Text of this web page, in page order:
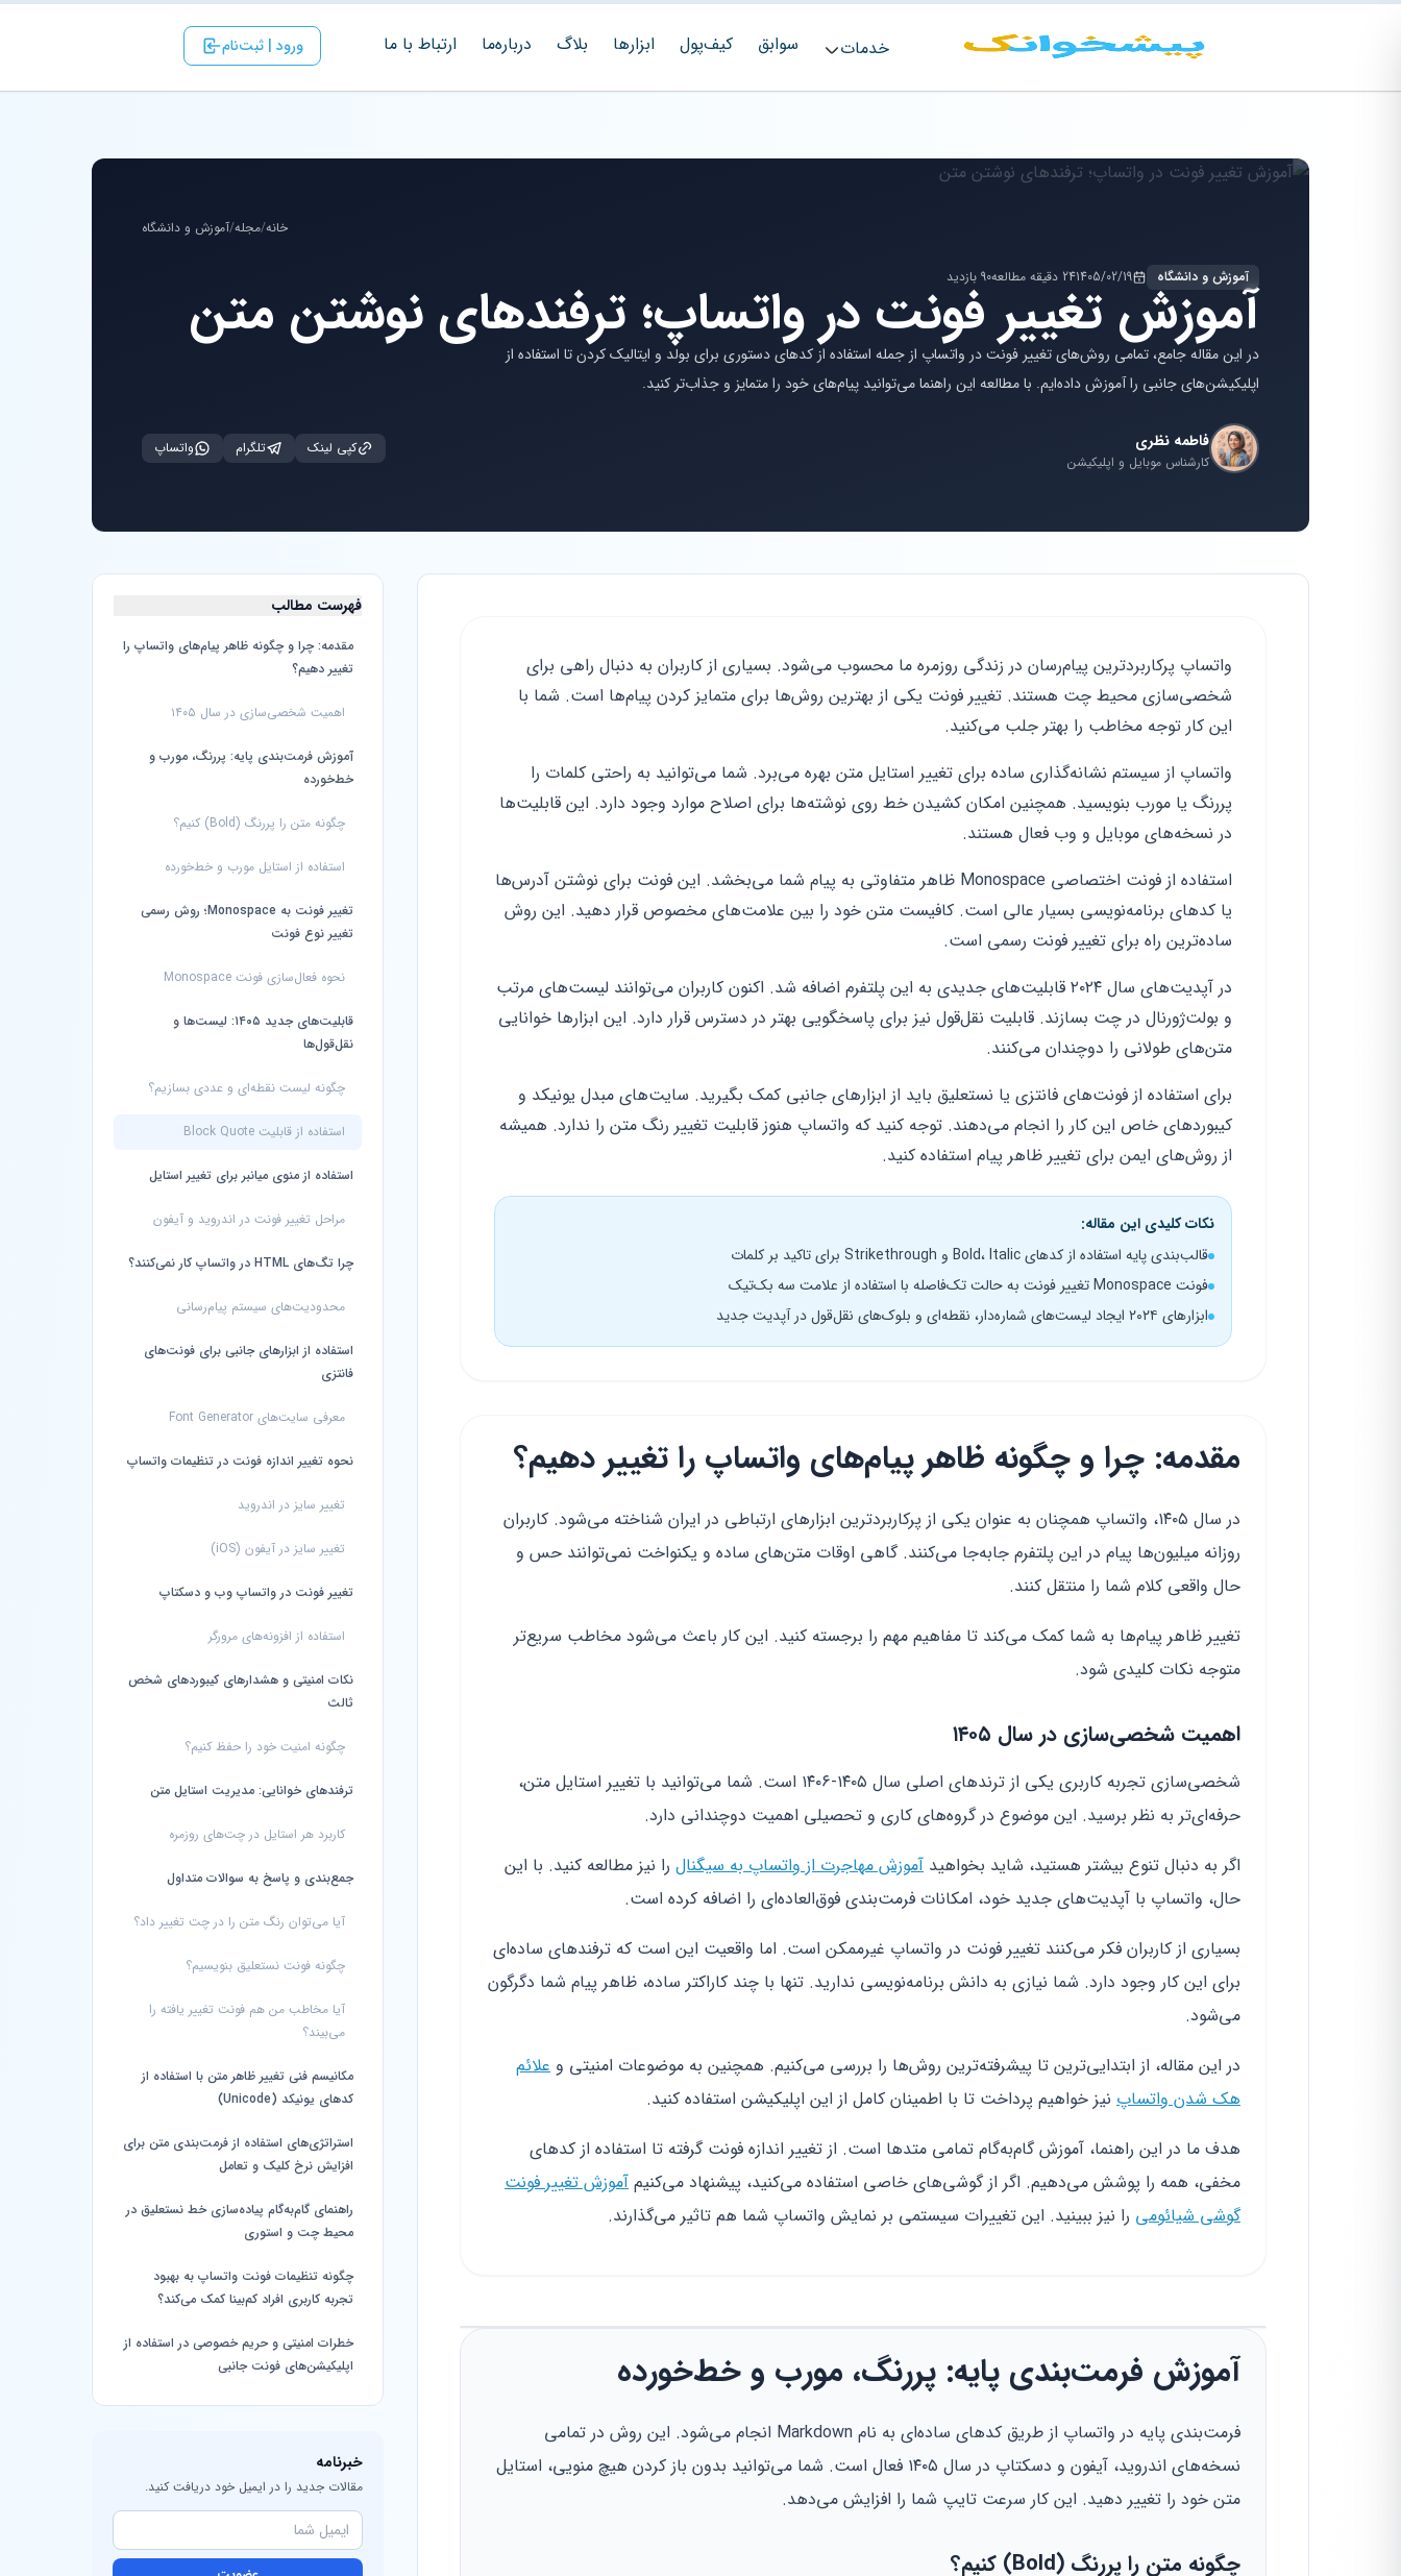
خدمات سوابق کیف‌پول ابزارها بلاگ درباره‌ما ارتباط با ‌ما ورود | ثبت‌نام
خانه/مجله/آموزش و دانشگاه
آموزش و دانشگاه 1405/02/1924 دقیقه مطالعه 90 بازدید
آموزش تغییر فونت در واتساپ؛ ترفندهای نوشتن متن
در این مقاله جامع، تمامی روش‌های تغییر فونت در واتساپ از جمله استفاده از کدهای دستوری برای بولد و ایتالیک کردن تا استفاده از
اپلیکیشن‌های جانبی را آموزش داده‌ایم. با مطالعه این راهنما می‌توانید پیام‌های خود را متمایز و جذاب‌تر کنید.
فاطمه نظری
کارشناس موبایل و اپلیکیشن
کپی لینک تلگرام واتساپ
فهرست مطالب
مقدمه: چرا و چگونه ظاهر پیام‌های واتساپ را
تغییر دهیم؟
اهمیت شخصی‌سازی در سال ۱۴۰۵
آموزش فرمت‌بندی پایه: پررنگ، مورب و
خط‌خورده
چگونه متن را پررنگ (Bold) کنیم؟
استفاده از استایل مورب و خط‌خورده
تغییر فونت به Monospace؛ روش رسمی
تغییر نوع فونت
نحوه فعال‌سازی فونت Monospace
قابلیت‌های جدید ۱۴۰۵: لیست‌ها و
نقل‌قول‌ها
چگونه لیست نقطه‌ای و عددی بسازیم؟
استفاده از قابلیت Block Quote
استفاده از منوی میانبر برای تغییر استایل
مراحل تغییر فونت در اندروید و آیفون
چرا تگ‌های HTML در واتساپ کار نمی‌کنند؟
محدودیت‌های سیستم پیام‌رسانی
استفاده از ابزارهای جانبی برای فونت‌های
فانتزی
معرفی سایت‌های Font Generator
نحوه تغییر اندازه فونت در تنظیمات واتساپ
تغییر سایز در اندروید
تغییر سایز در آیفون (iOS)
تغییر فونت در واتساپ وب و دسکتاپ
استفاده از افزونه‌های مرورگر
نکات امنیتی و هشدارهای کیبوردهای شخص
ثالث
چگونه امنیت خود را حفظ کنیم؟
ترفندهای خوانایی: مدیریت استایل متن
کاربرد هر استایل در چت‌های روزمره
جمع‌بندی و پاسخ به سوالات متداول
آیا می‌توان رنگ متن را در چت تغییر داد؟
چگونه فونت نستعلیق بنویسیم؟
آیا مخاطب من هم فونت تغییر یافته را
می‌بیند؟
مکانیسم فنی تغییر ظاهر متن با استفاده از
کدهای یونیکد (Unicode)
استراتژی‌های استفاده از فرمت‌بندی متن برای
افزایش نرخ کلیک و تعامل
راهنمای گام‌به‌گام پیاده‌سازی خط نستعلیق در
محیط چت و استوری
چگونه تنظیمات فونت واتساپ به بهبود
تجربه کاربری افراد کم‌بینا کمک می‌کند؟
خطرات امنیتی و حریم خصوصی در استفاده از
اپلیکیشن‌های فونت جانبی
خبرنامه
مقالات جدید را در ایمیل خود دریافت کنید.
واتساپ پرکاربردترین پیام‌رسان در زندگی روزمره ما محسوب می‌شود. بسیاری از کاربران به دنبال راهی برای
شخصی‌سازی محیط چت هستند. تغییر فونت یکی از بهترین روش‌ها برای متمایز کردن پیام‌ها است. شما با
این کار توجه مخاطب را بهتر جلب می‌کنید.
واتساپ از سیستم نشانه‌گذاری ساده برای تغییر استایل متن بهره می‌برد. شما می‌توانید به راحتی کلمات را
پررنگ یا مورب بنویسید. همچنین امکان کشیدن خط روی نوشته‌ها برای اصلاح موارد وجود دارد. این قابلیت‌ها
در نسخه‌های موبایل و وب فعال هستند.
استفاده از فونت اختصاصی Monospace ظاهر متفاوتی به پیام شما می‌بخشد. این فونت برای نوشتن آدرس‌ها
یا کدهای برنامه‌نویسی بسیار عالی است. کافیست متن خود را بین علامت‌های مخصوص قرار دهید. این روش
ساده‌ترین راه برای تغییر فونت رسمی است.
در آپدیت‌های سال ۲۰۲۴ قابلیت‌های جدیدی به این پلتفرم اضافه شد. اکنون کاربران می‌توانند لیست‌های مرتب
و بولت‌ژورنال در چت بسازند. قابلیت نقل‌قول نیز برای پاسخگویی بهتر در دسترس قرار دارد. این ابزارها خوانایی
متن‌های طولانی را دوچندان می‌کنند.
برای استفاده از فونت‌های فانتزی یا نستعلیق باید از ابزارهای جانبی کمک بگیرید. سایت‌های مبدل یونیکد و
کیبوردهای خاص این کار را انجام می‌دهند. توجه کنید که واتساپ هنوز قابلیت تغییر رنگ متن را ندارد. همیشه
از روش‌های ایمن برای تغییر ظاهر پیام استفاده کنید.
نکات کلیدی این مقاله:
قالب‌بندی پایه استفاده از کدهای Bold، Italic و Strikethrough برای تاکید بر کلمات
فونت Monospace تغییر فونت به حالت تک‌فاصله با استفاده از علامت سه بک‌تیک
ابزارهای ۲۰۲۴ ایجاد لیست‌های شماره‌دار، نقطه‌ای و بلوک‌های نقل‌قول در آپدیت جدید
مقدمه: چرا و چگونه ظاهر پیام‌های واتساپ را تغییر دهیم؟
در سال ۱۴۰۵، واتساپ همچنان به عنوان یکی از پرکاربردترین ابزارهای ارتباطی در ایران شناخته می‌شود. کاربران
روزانه میلیون‌ها پیام در این پلتفرم جابه‌جا می‌کنند. گاهی اوقات متن‌های ساده و یکنواخت نمی‌توانند حس و
حال واقعی کلام شما را منتقل کنند.
تغییر ظاهر پیام‌ها به شما کمک می‌کند تا مفاهیم مهم را برجسته کنید. این کار باعث می‌شود مخاطب سریع‌تر
متوجه نکات کلیدی شود.
اهمیت شخصی‌سازی در سال ۱۴۰۵
شخصی‌سازی تجربه کاربری یکی از ترندهای اصلی سال ۱۴۰۵-۱۴۰۶ است. شما می‌توانید با تغییر استایل متن،
حرفه‌ای‌تر به نظر برسید. این موضوع در گروه‌های کاری و تحصیلی اهمیت دوچندانی دارد.
اگر به دنبال تنوع بیشتر هستید، شاید بخواهید آموزش مهاجرت از واتساپ به سیگنال را نیز مطالعه کنید. با این
حال، واتساپ با آپدیت‌های جدید خود، امکانات فرمت‌بندی فوق‌العاده‌ای را اضافه کرده است.
بسیاری از کاربران فکر می‌کنند تغییر فونت در واتساپ غیرممکن است. اما واقعیت این است که ترفندهای ساده‌ای
برای این کار وجود دارد. شما نیازی به دانش برنامه‌نویسی ندارید. تنها با چند کاراکتر ساده، ظاهر پیام شما دگرگون
می‌شود.
در این مقاله، از ابتدایی‌ترین تا پیشرفته‌ترین روش‌ها را بررسی می‌کنیم. همچنین به موضوعات امنیتی و علائم
هک شدن واتساپ نیز خواهیم پرداخت تا با اطمینان کامل از این اپلیکیشن استفاده کنید.
هدف ما در این راهنما، آموزش گام‌به‌گام تمامی متدها است. از تغییر اندازه فونت گرفته تا استفاده از کدهای
مخفی، همه را پوشش می‌دهیم. اگر از گوشی‌های خاصی استفاده می‌کنید، پیشنهاد می‌کنیم آموزش تغییر فونت
گوشی شیائومی را نیز ببینید. این تغییرات سیستمی بر نمایش واتساپ شما هم تاثیر می‌گذارند.
آموزش فرمت‌بندی پایه: پررنگ، مورب و خط‌خورده
فرمت‌بندی پایه در واتساپ از طریق کدهای ساده‌ای به نام Markdown انجام می‌شود. این روش در تمامی
نسخه‌های اندروید، آیفون و دسکتاپ در سال ۱۴۰۵ فعال است. شما می‌توانید بدون باز کردن هیچ منویی، استایل
متن خود را تغییر دهید. این کار سرعت تایپ شما را افزایش می‌دهد.
چگونه متن را پررنگ (Bold) کنیم؟